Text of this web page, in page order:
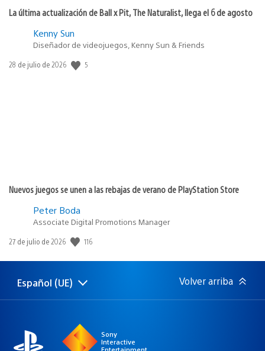
La última actualización de Ball x Pit, The Naturalist, llega el 6 de agosto
Kenny Sun
Diseñador de videojuegos, Kenny Sun & Friends
Fecha
28 de julio de 2026 5
Nuevos juegos se unen a las rebajas de verano de PlayStation Store
Peter Boda
Associate Digital Promotions Manager
Fecha
publicación:
27 de julio de 2026 116
Selecciona
una
Región
actual:
Español (UE) Volver arriba
Sony
Interactive
Entertainment